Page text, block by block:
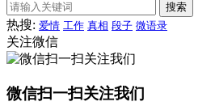
搜索
热搜: 爱情 工作 真相 段子 微语录
关注微信
微信扫一扫关注我们